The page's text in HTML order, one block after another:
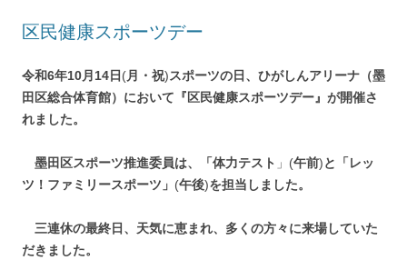
区民健康スポーツデー
令和6年10月14日 (月・祝)スポーツの日、ひがしんアリーナ（墨
田区総合体育館）において『区民健康スポーツデー』が開催さ
れました。
墨田区スポーツ推進委員は、「体力テスト 」(午前)と「レッ
ツ！ファミリースポーツ」 (午後)を担当しました。
三連休の最終日、天気に恵まれ、多くの方々に来場していた
だきました。